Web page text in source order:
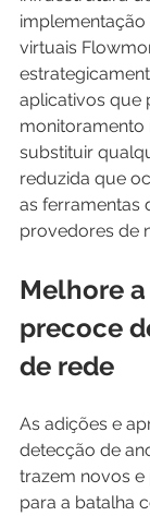
virtuais
aplicativos que
substituir
reduzida que
as ferramentas
provedores de
Melhore
precoce
de rede
As adições e
detecção de
trazem novos
para a batalha